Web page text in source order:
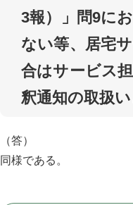
3報）」問9に
ない等、居宅
合はサービス
釈通知の取扱い
（答）
同様である。